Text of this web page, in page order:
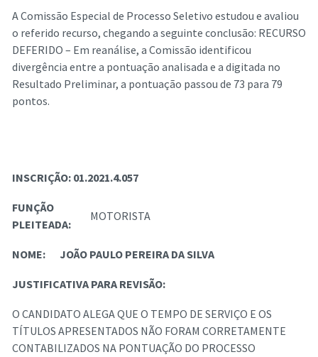
A Comissão Especial de Processo Seletivo estudou e avaliou
o referido recurso, chegando a seguinte conclusão: RECURSO
DEFERIDO – Em reanálise, a Comissão identificou
divergência entre a pontuação analisada e a digitada no
Resultado Preliminar, a pontuação passou de 73 para 79
pontos.
INSCRIÇÃO: 01.2021.4.057
FUNÇÃO
PLEITEADA:
MOTORISTA
NOME: JOÃO PAULO PEREIRA DA SILVA
JUSTIFICATIVA PARA REVISÃO:
O CANDIDATO ALEGA QUE O TEMPO DE SERVIÇO E OS
TÍTULOS APRESENTADOS NÃO FORAM CORRETAMENTE
CONTABILIZADOS NA PONTUAÇÃO DO PROCESSO